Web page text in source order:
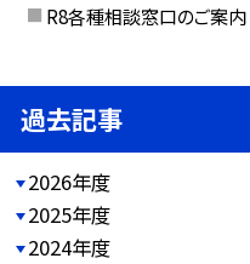
R8各種相談窓口のご案内
過去記事
2026年度
2025年度
2024年度